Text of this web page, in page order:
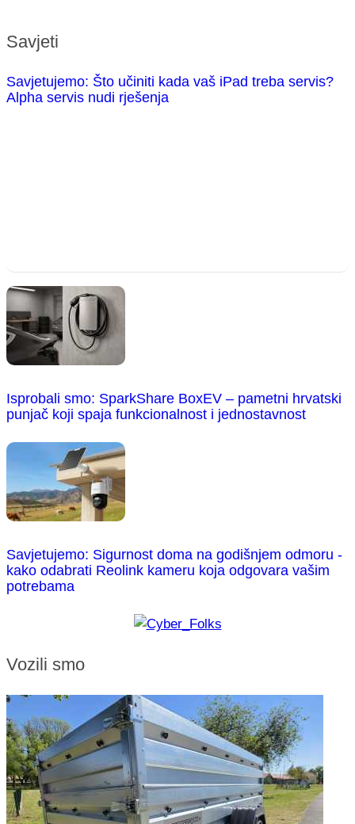
Savjeti
Savjetujemo: Što učiniti kada vaš iPad treba servis?
Alpha servis nudi rješenja
Isprobali smo: SparkShare BoxEV – pametni hrvatski
punjač koji spaja funkcionalnost i jednostavnost
Savjetujemo: Sigurnost doma na godišnjem odmoru -
kako odabrati Reolink kameru koja odgovara vašim
potrebama
Vozili smo